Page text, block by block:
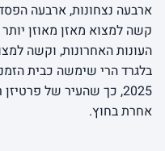
קשה למצוא מאזן מאוזן
העונות האחרונות, וקשה
2025, כך שהעיר של
אחרת בחוץ.